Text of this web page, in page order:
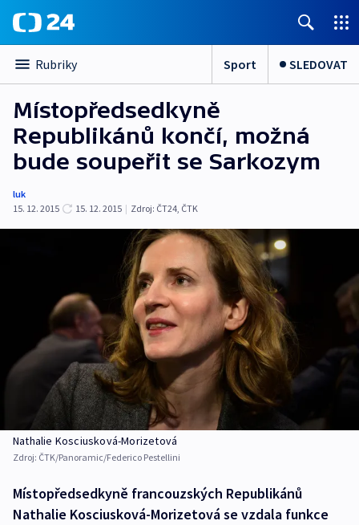
Rubriky Sport SLEDOVAT
Místopředsedkyně
Republikánů končí, možná
bude soupeřit se Sarkozym
luk
15. 12. 2015
15. 12. 2015 | Zdroj: ČT24, ČTK
Nathalie Kosciusková-Morizetová
Zdroj: ČTK/Panoramic/Federico Pestellini
Místopředsedkyně francouzských Republikánů
Nathalie Kosciusková-Morizetová se vzdala funkce